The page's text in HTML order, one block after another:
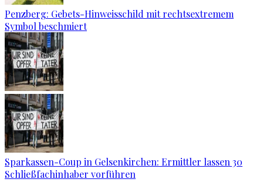
Penzberg: Gebets-Hinweisschild mit rechtsextremem
Symbol beschmiert
Sparkassen-Coup in Gelsenkirchen: Ermittler lassen 30
Schließfachinhaber vorführen